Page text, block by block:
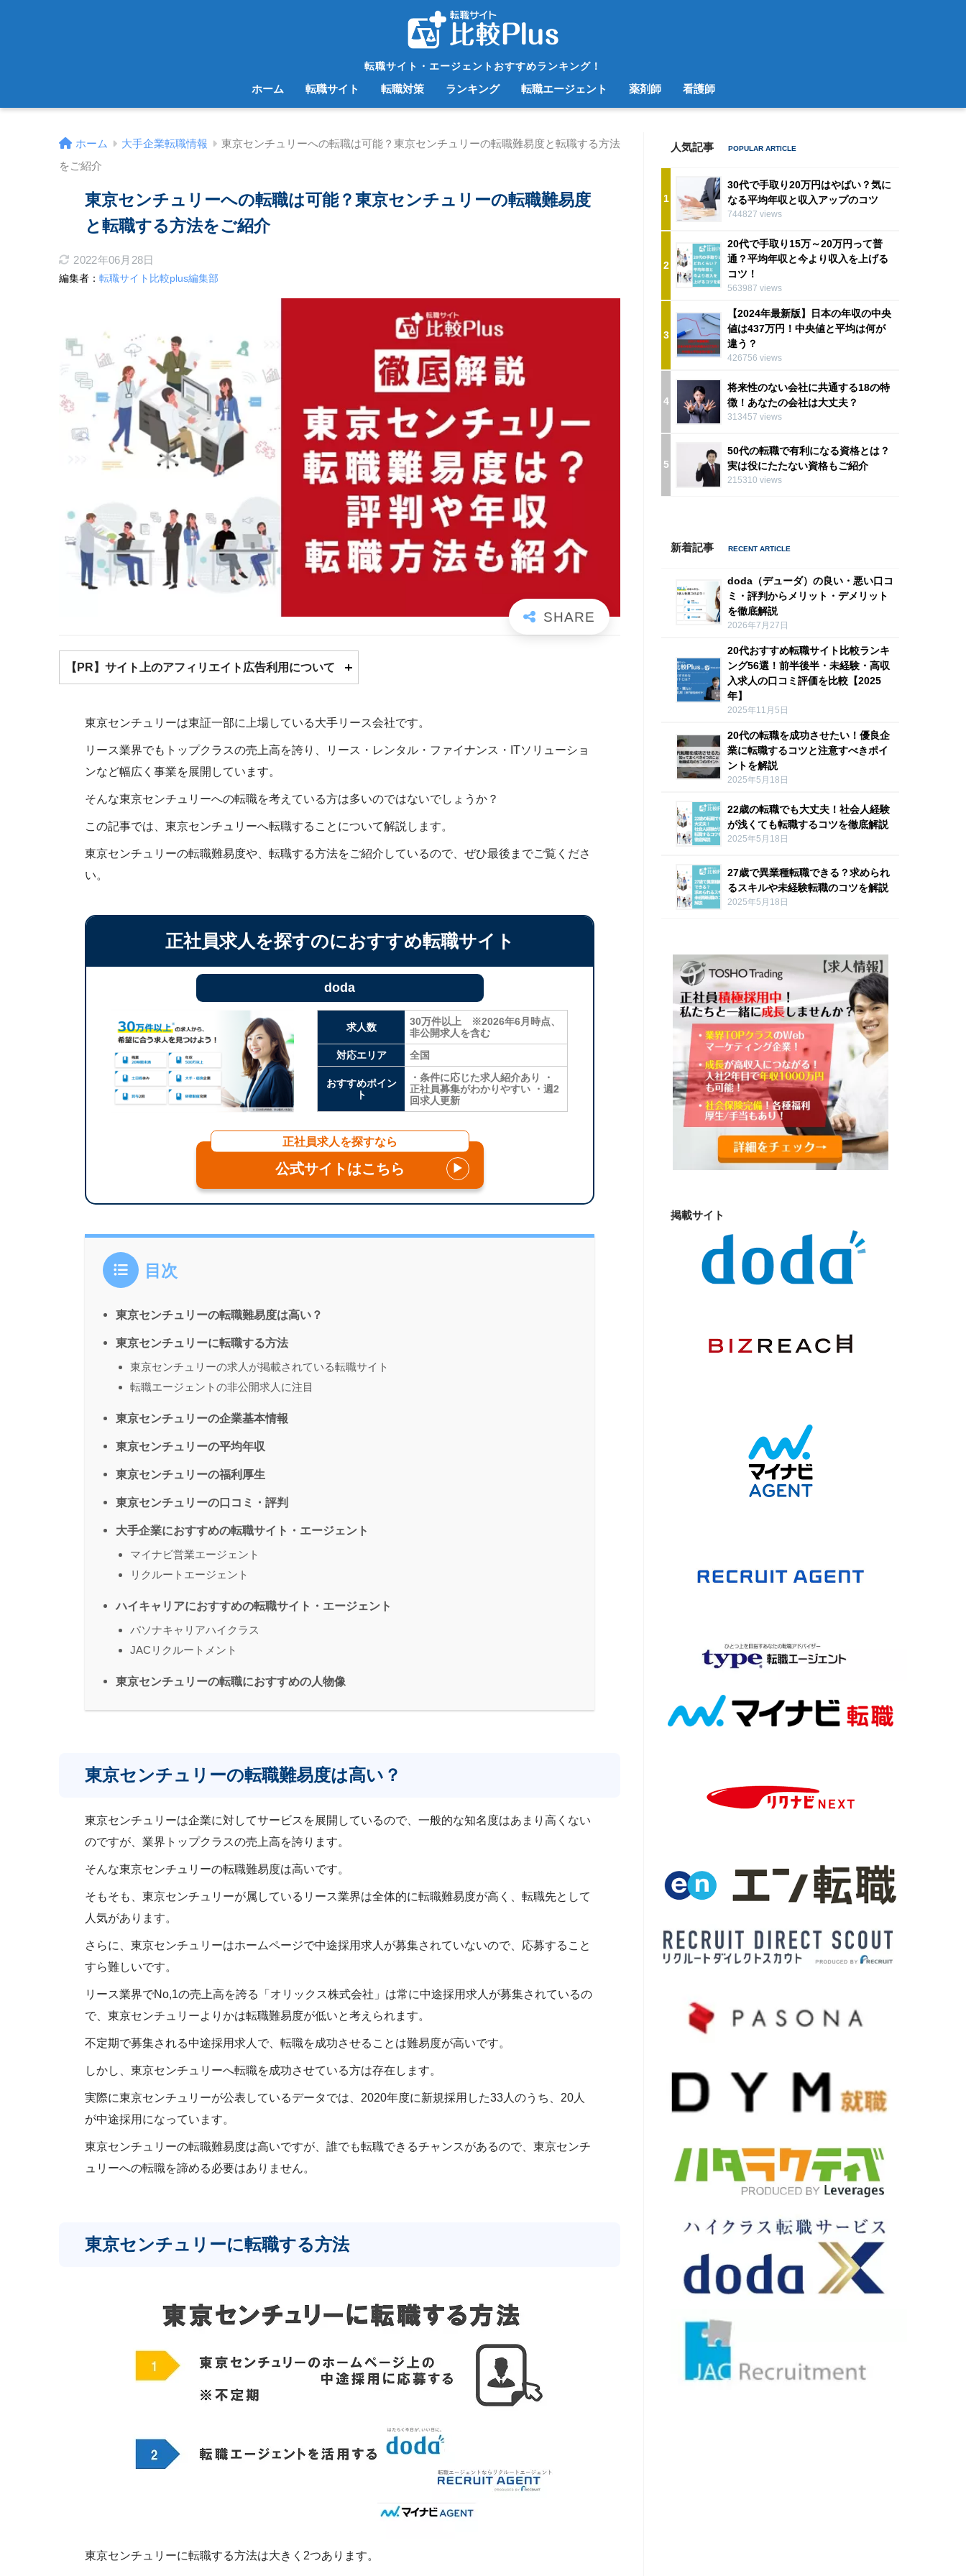
転職サイト・エージェントおすすめランキング！
ホーム 転職サイト 転職対策 ランキング 転職エージェント 薬剤師 看護師
ホーム 大手企業転職情報
東京センチュリーへの転職は可能？東京センチュリーの転職難易度と転職する方法
をご紹介
東京センチュリーへの転職は可能？東京センチュリーの転職難易度
と転職する方法をご紹介
2022年06月28日
編集者： 転職サイト比較plus編集部
【PR】サイト上のアフィリエイト広告利用について
東京センチュリーは東証一部に上場している大手リース会社です。
リース業界でもトップクラスの売上高を誇り、リース・レンタル・ファイナンス・ITソリューショ
ンなど幅広く事業を展開しています。
そんな東京センチュリーへの転職を考えている方は多いのではないでしょうか？
この記事では、東京センチュリーへ転職することについて解説します。
東京センチュリーの転職難易度や、転職する方法をご紹介しているので、ぜひ最後までご覧くださ
い。
正社員求人を探すのにおすすめ転職サイト
doda
求人数
30万件以上 ※2026年6月時点、
非公開求人を含む
対応エリア
全国
おすすめポイン
ト
・条件に応じた求人紹介あり ・
正社員募集がわかりやすい ・週2
回求人更新
正社員求人を探すなら
公式サイトはこちら ▶
目次
東京センチュリーの転職難易度は高い？
東京センチュリーに転職する方法
東京センチュリーの求人が掲載されている転職サイト
転職エージェントの非公開求人に注目
東京センチュリーの企業基本情報
東京センチュリーの平均年収
東京センチュリーの福利厚生
東京センチュリーの口コミ・評判
大手企業におすすめの転職サイト・エージェント
マイナビ営業エージェント
リクルートエージェント
ハイキャリアにおすすめの転職サイト・エージェント
パソナキャリアハイクラス
JACリクルートメント
東京センチュリーの転職におすすめの人物像
東京センチュリーの転職難易度は高い？
東京センチュリーは企業に対してサービスを展開しているので、一般的な知名度はあまり高くない
のですが、業界トップクラスの売上高を誇ります。
そんな東京センチュリーの転職難易度は高いです。
そもそも、東京センチュリーが属しているリース業界は全体的に転職難易度が高く、転職先として
人気があります。
さらに、東京センチュリーはホームページで中途採用求人が募集されていないので、応募すること
すら難しいです。
リース業界でNo,1の売上高を誇る「オリックス株式会社」は常に中途採用求人が募集されているの
で、東京センチュリーよりかは転職難易度が低いと考えられます。
不定期で募集される中途採用求人で、転職を成功させることは難易度が高いです。
しかし、東京センチュリーへ転職を成功させている方は存在します。
実際に東京センチュリーが公表しているデータでは、2020年度に新規採用した33人のうち、20人
が中途採用になっています。
東京センチュリーの転職難易度は高いですが、誰でも転職できるチャンスがあるので、東京センチ
ュリーへの転職を諦める必要はありません。
東京センチュリーに転職する方法
東京センチュリーに転職する方法は大きく2つあります。
人気記事
1
30代で手取り20万円はやばい？気に
なる平均年収と収入アップのコツ
744827 views
2
20代で手取り15万～20万円って普
通？平均年収と今より収入を上げる
コツ！
563987 views
3
【2024年最新版】日本の年収の中央
値は437万円！中央値と平均は何が
違う？
426756 views
4
将来性のない会社に共通する18の特
徴！あなたの会社は大丈夫？
313457 views
5
50代の転職で有利になる資格とは？
実は役にたたない資格もご紹介
215310 views
新着記事
doda（デューダ）の良い・悪い口コ
ミ・評判からメリット・デメリット
を徹底解説
2026年7月27日
20代おすすめ転職サイト比較ランキ
ング56選！前半後半・未経験・高収
入求人の口コミ評価を比較【2025
年】
2025年11月5日
20代の転職を成功させたい！優良企
業に転職するコツと注意すべきポイ
ントを解説
2025年5月18日
22歳の転職でも大丈夫！社会人経験
が浅くても転職するコツを徹底解説
2025年5月18日
27歳で異業種転職できる？求められ
るスキルや未経験転職のコツを解説
2025年5月18日
掲載サイト